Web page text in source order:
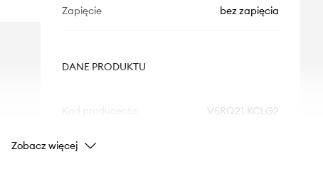
Zapięcie bez zapięcia
DANE PRODUKTU
V5RQ21.KCLG2
Kolor
Zobacz więcej